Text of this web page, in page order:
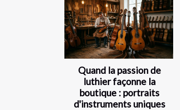
Quand la passion de
luthier façonne la
boutique : portraits
d'instruments uniques